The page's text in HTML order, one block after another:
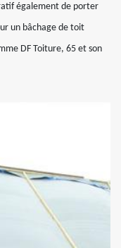
également de porter
un bâchage de toit
DF Toiture, 65 et son